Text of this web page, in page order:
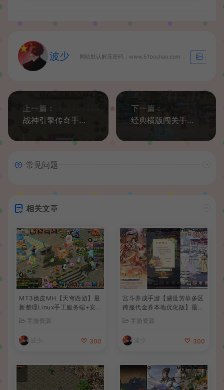
波少 网站默认解压密码：www.51boshao.com 生成海
上一篇：
战神引擎传奇手游【1.76烟云沉默终极金币免受权套件版】最新整理WIN系特色复古服务端+安卓苹果双端+GM后台+详细搭建教程
下一篇：
经典横版闯关手游【神话阿拉德之120级神话2】最新整理Linux手工服务端+运营后台+安卓苹果双端+GM授权后台+详细搭建教程
常见问题
相关文章
MT3换皮MH【天穹西游】最
新整理Linux手工服务端+安
卓苹果双端+GM后台+详细搭
建教程+全套源码+视频教程
手游资源
波少 300
宫斗养成手游【盛世芳華多区
跨服代金券本地优化版】最新
整理单机一键即玩端+Linux
手工服务端+CDK授权后台
+安卓+详细搭建教程
手游资源
波少 300